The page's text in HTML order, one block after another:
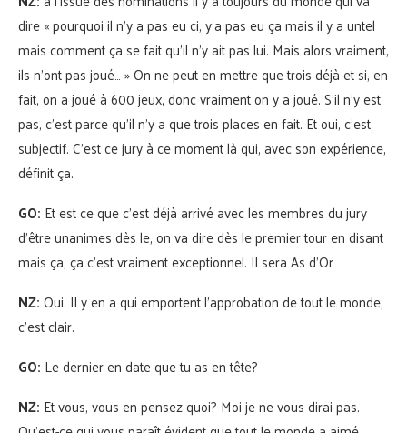
dire « pourquoi il n’y a pas eu ci, y’a pas eu ça mais il y a untel
mais comment ça se fait qu’il n’y ait pas lui. Mais alors vraiment,
ils n’ont pas joué… » On ne peut en mettre que trois déjà et si, en
fait, on a joué à 600 jeux, donc vraiment on y a joué. S’il n’y est
pas, c’est parce qu’il n’y a que trois places en fait. Et oui, c’est
subjectif. C’est ce jury à ce moment là qui, avec son expérience,
définit ça.
GO: Et est ce que c’est déjà arrivé avec les membres du jury
d’être unanimes dès le, on va dire dès le premier tour en disant
mais ça, ça c’est vraiment exceptionnel. Il sera As d’Or…
NZ:Oui. Il y en a qui emportent l’approbation de tout le monde,
c’est clair.
GO: Le dernier en date que tu as en tête?
NZ: Et vous, vous en pensez quoi? Moi je ne vous dirai pas.